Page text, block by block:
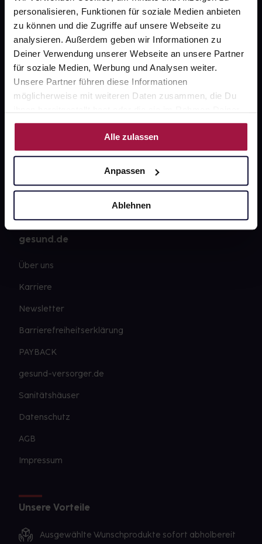
personalisieren, Funktionen für soziale Medien anbieten
zu können und die Zugriffe auf unsere Webseite zu
analysieren. Außerdem geben wir Informationen zu
Deiner Verwendung unserer Webseite an unsere Partner
für soziale Medien, Werbung und Analysen weiter.
Unsere Partner führen diese Informationen
möglicherweise mit weiteren Daten zusammen, die Du
Nutzung der Dienste gesammelt haben.
Alle zulassen
Anpassen
Ablehnen
Fragen zu Deiner Bestellung?
FAQ
Widerrufsformular
gesund.de
Über uns
Karriere
Newsletter
Barrierefreiheitserklärung
PAYBACK
gesund-versorger.de
Sanitätshäuser
Datenschutz
AGB
Impressum
Unsere Vorteile
Ausgewählte Wunschprodukte sofort abholbereit